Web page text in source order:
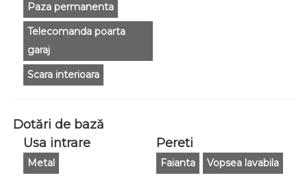
Paza permanenta
Telecomanda poarta
garaj
Scara interioara
Dotări de bază
Usa intrare
Metal
Pereti
Faianta Vopsea lavabila